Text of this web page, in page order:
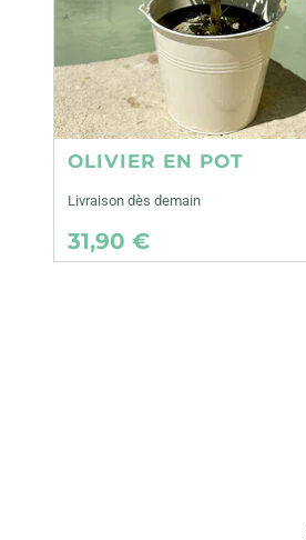
OLIVIER EN POT
Livraison dès demain
31,90 €